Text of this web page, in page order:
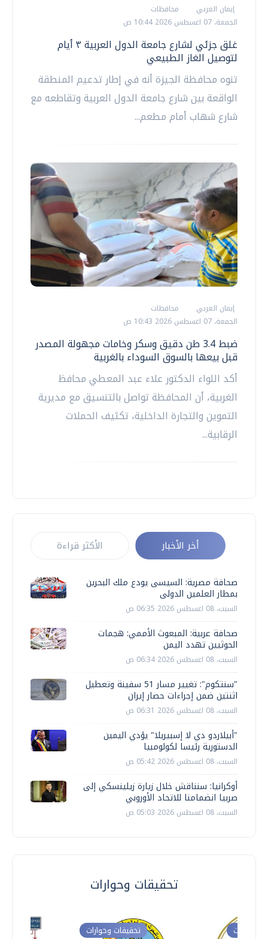
إيمان العربي
محافظات
الجمعة، 07 اغسطس 2026 10:44 ص
غلق جزئي لشارع جامعة الدول العربية ٣ أيام
لتوصيل الغاز الطبيعي
تنوه محافظة الجيزة أنه في إطار تدعيم المنطقة
الواقعة بين شارع جامعة الدول العربية وتقاطعه مع
شارع شهاب أمام مطعم...
إيمان العربي
محافظات
الجمعة، 07 اغسطس 2026 10:43 ص
ضبط 3.4 طن دقيق وسكر وخامات مجهولة المصدر
قبل بيعها بالسوق السوداء بالغربية
أكد اللواء الدكتور علاء عبد المعطي محافظ
الغربية، أن المحافظة تواصل بالتنسيق مع مديرية
التموين والتجارة الداخلية، تكثيف الحملات
الرقابية...
أخر الأخبار الأكثر قراءة
صحافة مصرية: السيسى يودع ملك البحرين
بمطار العلمين الدولى
السبت، 08 اغسطس 2026 06:35 ص
صحافة عربية: المبعوث الأممي: هجمات
الحوثيين تهدد اليمن
السبت، 08 اغسطس 2026 06:34 ص
"سنتكوم": تغيير مسار 51 سفينة وتعطيل
اثنتين ضمن إجراءات حصار إيران
السبت، 08 اغسطس 2026 06:31 ص
"أبيلاردو دي لا إسبيريلا" يؤدي اليمين
الدستورية رئيسا لكولومبيا
السبت، 08 اغسطس 2026 05:42 ص
أوكرانيا: سنناقش خلال زيارة زيلينسكي إلى
صربيا انضمامنا للاتحاد الأوروبي
السبت، 08 اغسطس 2026 05:03 ص
تحقيقات وحوارات
تحقيقات وحوارات وحوارات